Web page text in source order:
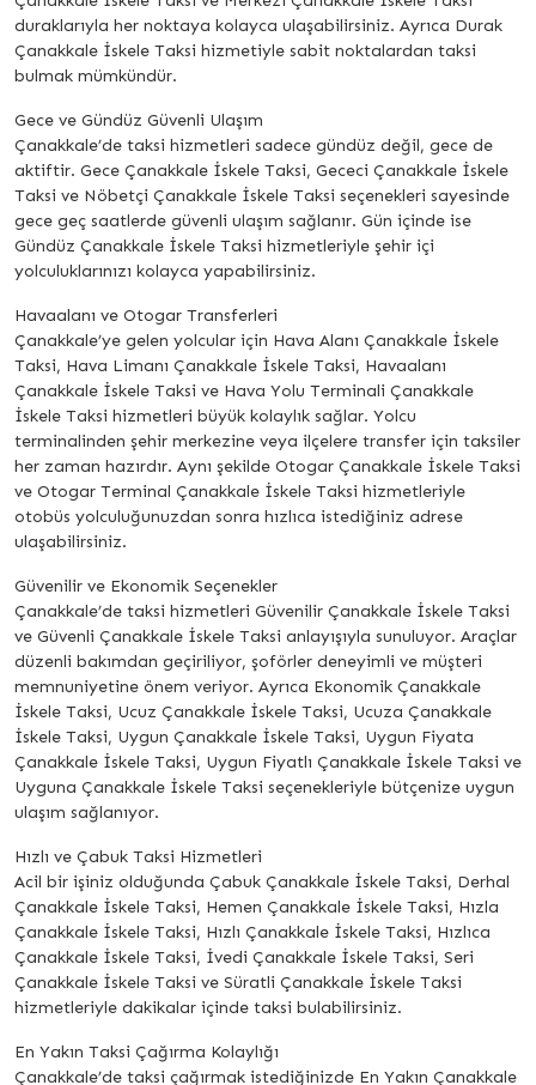
duraklarıyla her noktaya kolayca ulaşabilirsiniz. Ayrıca Durak
Çanakkale İskele Taksi hizmetiyle sabit noktalardan taksi
bulmak mümkündür.
Gece ve Gündüz Güvenli Ulaşım
Çanakkale’de taksi hizmetleri sadece gündüz değil, gece de
aktiftir. Gece Çanakkale İskele Taksi, Gececi Çanakkale İskele
Taksi ve Nöbetçi Çanakkale İskele Taksi seçenekleri sayesinde
gece geç saatlerde güvenli ulaşım sağlanır. Gün içinde ise
Gündüz Çanakkale İskele Taksi hizmetleriyle şehir içi
yolculuklarınızı kolayca yapabilirsiniz.
Havaalanı ve Otogar Transferleri
Çanakkale’ye gelen yolcular için Hava Alanı Çanakkale İskele
Taksi, Hava Limanı Çanakkale İskele Taksi, Havaalanı
Çanakkale İskele Taksi ve Hava Yolu Terminali Çanakkale
İskele Taksi hizmetleri büyük kolaylık sağlar. Yolcu
terminalinden şehir merkezine veya ilçelere transfer için taksiler
her zaman hazırdır. Aynı şekilde Otogar Çanakkale İskele Taksi
ve Otogar Terminal Çanakkale İskele Taksi hizmetleriyle
otobüs yolculuğunuzdan sonra hızlıca istediğiniz adrese
ulaşabilirsiniz.
Güvenilir ve Ekonomik Seçenekler
Çanakkale’de taksi hizmetleri Güvenilir Çanakkale İskele Taksi
ve Güvenli Çanakkale İskele Taksi anlayışıyla sunuluyor. Araçlar
düzenli bakımdan geçiriliyor, şoförler deneyimli ve müşteri
memnuniyetine önem veriyor. Ayrıca Ekonomik Çanakkale
İskele Taksi, Ucuz Çanakkale İskele Taksi, Ucuza Çanakkale
İskele Taksi, Uygun Çanakkale İskele Taksi, Uygun Fiyata
Çanakkale İskele Taksi, Uygun Fiyatlı Çanakkale İskele Taksi ve
Uyguna Çanakkale İskele Taksi seçenekleriyle bütçenize uygun
ulaşım sağlanıyor.
Hızlı ve Çabuk Taksi Hizmetleri
Acil bir işiniz olduğunda Çabuk Çanakkale İskele Taksi, Derhal
Çanakkale İskele Taksi, Hemen Çanakkale İskele Taksi, Hızla
Çanakkale İskele Taksi, Hızlı Çanakkale İskele Taksi, Hızlıca
Çanakkale İskele Taksi, İvedi Çanakkale İskele Taksi, Seri
Çanakkale İskele Taksi ve Süratli Çanakkale İskele Taksi
hizmetleriyle dakikalar içinde taksi bulabilirsiniz.
En Yakın Taksi Çağırma Kolaylığı
Çanakkale’de taksi çağırmak istediğinizde En Yakın Çanakkale